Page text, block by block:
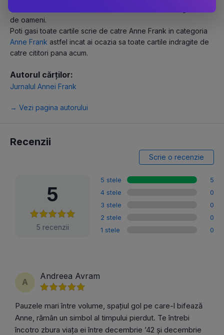
de oameni.
Poti gasi toate cartile scrie de catre Anne Frank in categoria
Anne Frank astfel incat ai ocazia sa toate cartile indragite de
catre cititori pana acum.
Autorul cărților:
Jurnalul Annei Frank
→ Vezi pagina autorului
Recenzii
Scrie o recenzie
5
5 recenzii
5 stele
5
4 stele
0
3 stele
0
2 stele
0
1 stele
0
A
Andreea Avram
Pauzele mari între volume, spațiul gol pe care-l bifează
Anne, rămân un simbol al timpului pierdut. Te întrebi
încotro zbura viața ei între decembrie ’42 și decembrie